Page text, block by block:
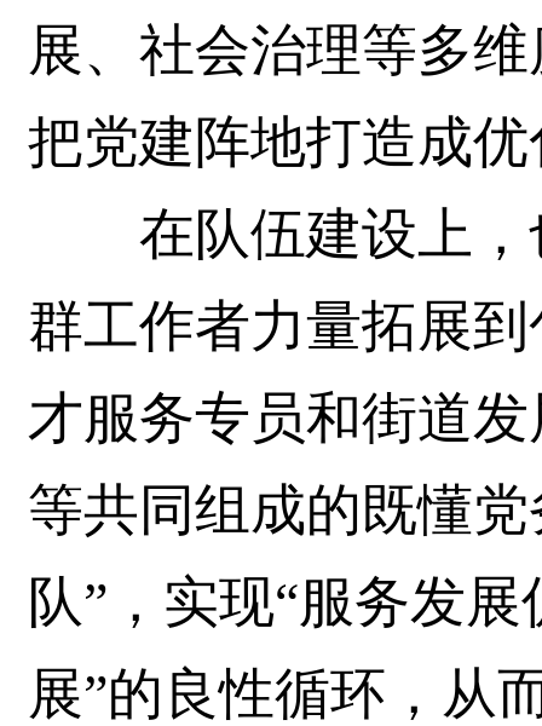
展、社会治理等多
把党建阵地打造成
在队伍建设上，
群工作者力量拓展
才服务专员和街道
等共同组成的既懂
队”，实现“服务发
展”的良性循环，从